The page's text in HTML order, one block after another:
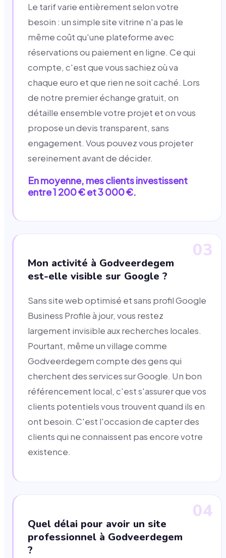
Le tarif varie entièrement selon votre
besoin : un simple site vitrine n'a pas le
même coût qu'une plateforme avec
réservations ou paiement en ligne. Ce qui
compte, c'est que vous sachiez où va
chaque euro et que rien ne soit caché. Lors
de notre premier échange gratuit, on
détaille ensemble votre projet et on vous
propose un devis transparent, sans
engagement. Vous pouvez vous projeter
sereinement avant de décider.
En moyenne, mes clients investissent
entre 1 200 € et 3 000 €.
03
Mon activité à Godveerdegem
est-elle visible sur Google ?
Sans site web optimisé et sans profil Google
Business Profile à jour, vous restez
largement invisible aux recherches locales.
Pourtant, même un village comme
Godveerdegem compte des gens qui
cherchent des services sur Google. Un bon
référencement local, c'est s'assurer que vos
clients potentiels vous trouvent quand ils en
ont besoin. C'est l'occasion de capter des
clients qui ne connaissent pas encore votre
existence.
04
Quel délai pour avoir un site
professionnel à Godveerdegem
?